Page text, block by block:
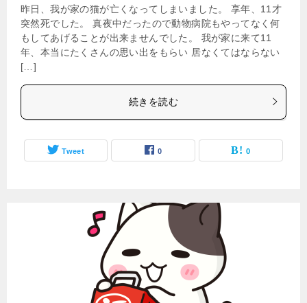
昨日、我が家の猫が亡くなってしまいました。 享年、11才
突然死でした。 真夜中だったので動物病院もやってなく何
もしてあげることが出来ませんでした。 我が家に来て11
年、本当にたくさんの思い出をもらい 居なくてはならない
[…]
続きを読む
Tweet 0 0